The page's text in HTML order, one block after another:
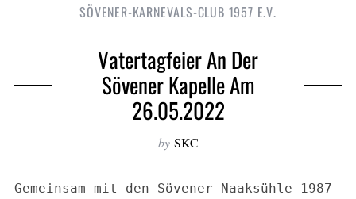
SÖVENER-KARNEVALS-CLUB 1957 E.V.
Vatertagfeier An Der
Sövener Kapelle Am
26.05.2022
by SKC
Gemeinsam mit den Sövener Naaksühle 1987